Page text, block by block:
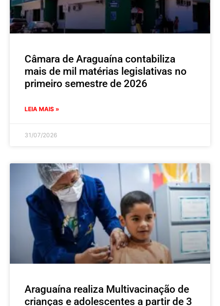
Câmara de Araguaína contabiliza
mais de mil matérias legislativas no
primeiro semestre de 2026
LEIA MAIS »
31/07/2026
Araguaína realiza Multivacinação de
crianças e adolescentes a partir de 3